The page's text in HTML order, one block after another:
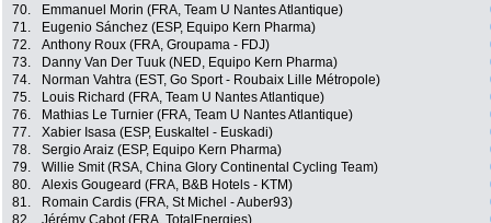
70.
Emmanuel Morin (FRA, Team U Nantes Atlantique)
71.
Eugenio Sánchez (ESP, Equipo Kern Pharma)
72.
Anthony Roux (FRA, Groupama - FDJ)
73.
Danny Van Der Tuuk (NED, Equipo Kern Pharma)
74.
Norman Vahtra (EST, Go Sport - Roubaix Lille Métropole)
75.
Louis Richard (FRA, Team U Nantes Atlantique)
76.
Mathias Le Turnier (FRA, Team U Nantes Atlantique)
77.
Xabier Isasa (ESP, Euskaltel - Euskadi)
78.
Sergio Araiz (ESP, Equipo Kern Pharma)
79.
Willie Smit (RSA, China Glory Continental Cycling Team)
80.
Alexis Gougeard (FRA, B&B Hotels - KTM)
81.
Romain Cardis (FRA, St Michel - Auber93)